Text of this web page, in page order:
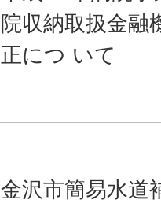
院収納取扱金融
正につ いて
金沢市簡易水道